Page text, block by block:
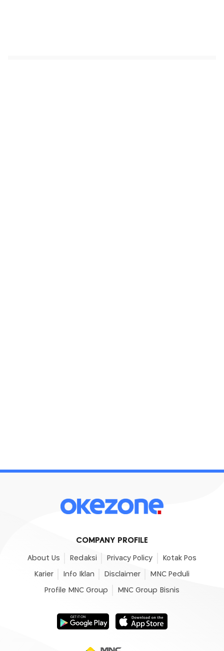
COMPANY PROFILE
About Us Redaksi Privacy Policy Kotak Pos
Karier Info Iklan Disclaimer MNC Peduli
Profile MNC Group MNC Group Bisnis